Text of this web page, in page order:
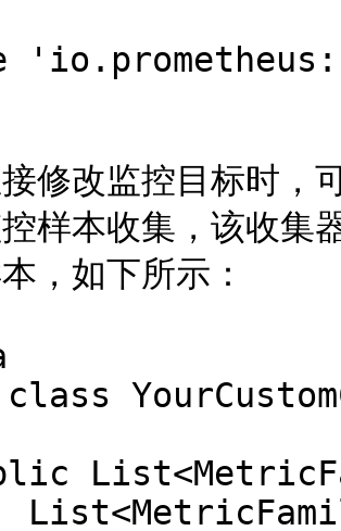
接修改监控目标时
控样本收集，该收
，如下所示：